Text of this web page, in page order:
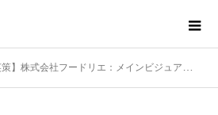
社フードリエ：メインビジュアル・製品マスコットキャラクター描き下ろしのお知らせ